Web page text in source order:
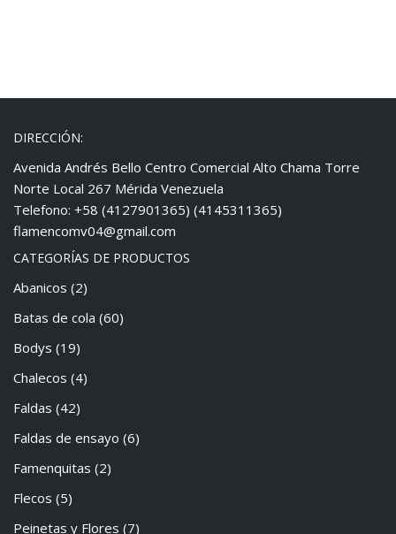
DIRECCIÓN:
Avenida Andrés Bello Centro Comercial Alto Chama Torre
Norte Local 267 Mérida Venezuela
Telefono: +58 (4127901365) (4145311365)
flamencomv04@gmail.com
CATEGORÍAS DE PRODUCTOS
Abanicos (2)
Batas de cola (60)
Bodys (19)
Chalecos (4)
Faldas (42)
Faldas de ensayo (6)
Famenquitas (2)
Flecos (5)
Peinetas y Flores (7)